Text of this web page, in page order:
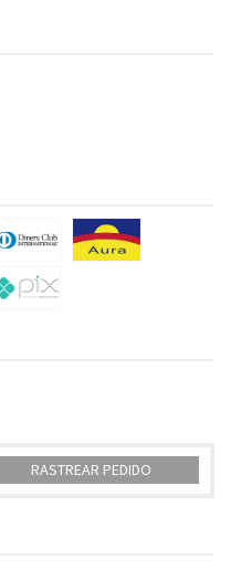
RASTREAR PEDIDO